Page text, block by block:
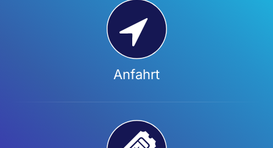
Anfahrt